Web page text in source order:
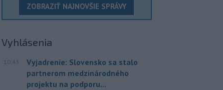
ZOBRAZIŤ NAJNOVŠIE SPRÁVY
Vyhlásenia
10:43
Vyjadrenie: Slovensko sa stalo
partnerom medzinárodného
projektu na podporu...